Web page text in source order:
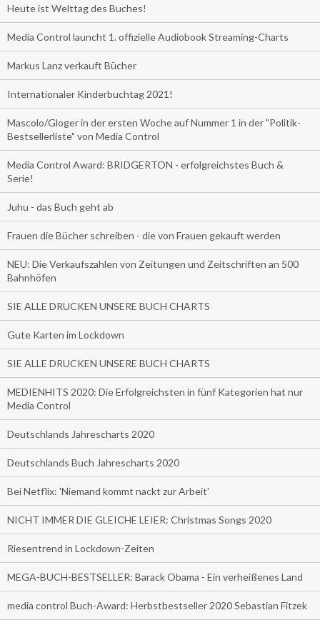
Heute ist Welttag des Buches!
Media Control launcht 1. offizielle Audiobook Streaming-Charts
Markus Lanz verkauft Bücher
Internationaler Kinderbuchtag 2021!
Mascolo/Gloger in der ersten Woche auf Nummer 1 in der "Politik-
Bestsellerliste" von Media Control
Media Control Award: BRIDGERTON - erfolgreichstes Buch &
Serie!
Juhu - das Buch geht ab
Frauen die Bücher schreiben - die von Frauen gekauft werden
NEU: Die Verkaufszahlen von Zeitungen und Zeitschriften an 500
Bahnhöfen
SIE ALLE DRUCKEN UNSERE BUCH CHARTS
Gute Karten im Lockdown
SIE ALLE DRUCKEN UNSERE BUCH CHARTS
MEDIENHITS 2020: Die Erfolgreichsten in fünf Kategorien hat nur
Media Control
Deutschlands Jahrescharts 2020
Deutschlands Buch Jahrescharts 2020
Bei Netflix: 'Niemand kommt nackt zur Arbeit'
NICHT IMMER DIE GLEICHE LEIER: Christmas Songs 2020
Riesentrend in Lockdown-Zeiten
MEGA-BUCH-BESTSELLER: Barack Obama - Ein verheißenes Land
media control Buch-Award: Herbstbestseller 2020 Sebastian Fitzek